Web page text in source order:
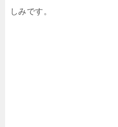
しみです。